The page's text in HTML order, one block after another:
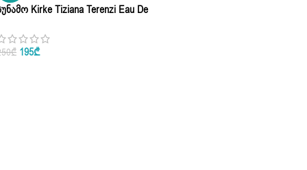
Kirke Tiziana Terenzi Eau De
₾ 195₾